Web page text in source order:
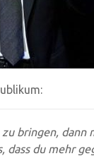
bringen, dann
du mehr